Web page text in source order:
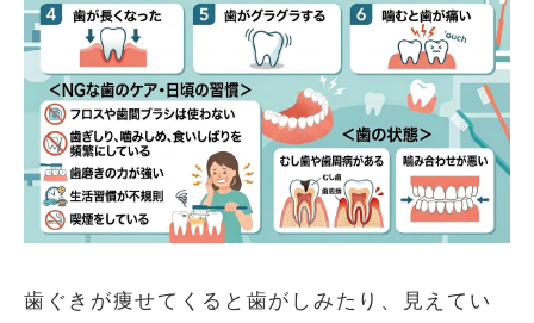
歯ぐきが痩せてくると歯がしみたり、見えてい